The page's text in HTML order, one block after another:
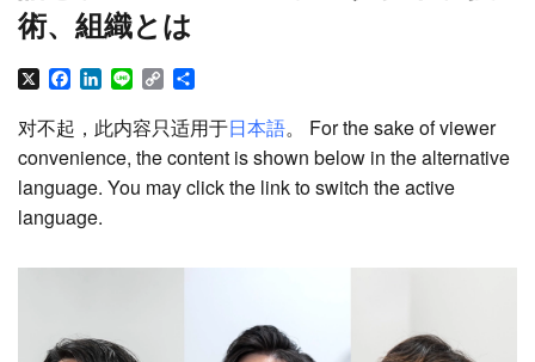
術、組織とは
X Facebook
LinkedIn
Line Copy
对不起，此内容只适用于日本語。 For the sake of viewer
convenience, the content is shown below in the alternative
language. You may click the link to switch the active
language.